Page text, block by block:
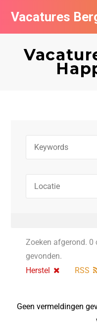
Vacatures
Zoeken afgerond. 0
gevonden.
Herstel
RSS
Geen vermeldingen
Vacatures per bedrijf
De populairste